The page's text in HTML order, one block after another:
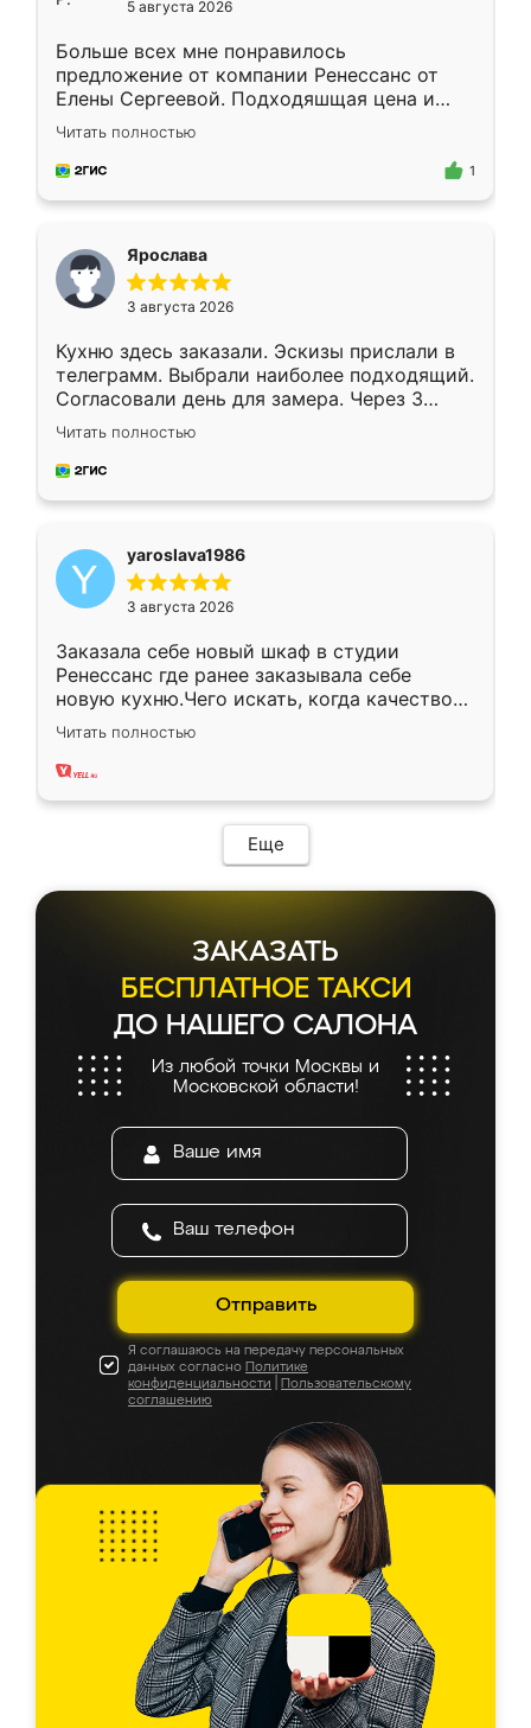
5 августа 2026
Больше всех мне понравилось
предложение от компании Ренессанс от
Елены Сергеевой. Подходяшщая цена и
короткие сроки изготовления. Приехавший
для замера сотрудник Владислав
предложил по моему эскизу самый
Читать полностью
1
Ярослава
3 августа 2026
Кухню здесь заказали. Эскизы прислали в
телеграмм. Выбрали наиболее подходящий.
Согласовали день для замера. Через 3
недели кухня была уже готова. Остались
довольны работой. Спасибо Ренессанс
мебель за качественную работу!
Читать полностью
yaroslava1986
3 августа 2026
Заказала себе новый шкаф в студии
Ренессанс где ранее заказывала себе
новую кухню.Чего искать, когда качеством
вполне довольна. Служит кухня уже почти
два года, нареканий нет.
Читать полностью
Еще
ЗАКАЗАТЬ
БЕСПЛАТНОЕ ТАКСИ
ДО НАШЕГО САЛОНА
Из любой точки Москвы и
Московской области!
Отправить
Я соглашаюсь на передачу персональных
данных согласно Политике
конфиденциальности
Пользовательскому
соглашению